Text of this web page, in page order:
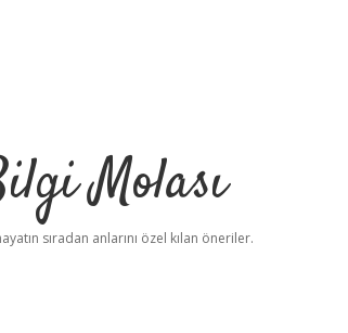
Molası
sıradan anlarını özel kılan öneriler.